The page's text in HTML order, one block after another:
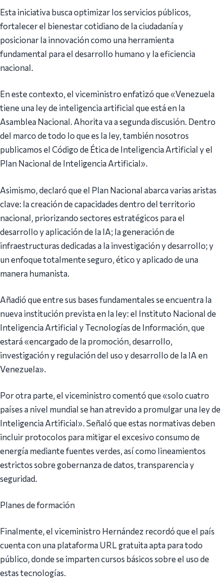
Esta iniciativa busca optimizar los servicios públicos,
fortalecer el bienestar cotidiano de la ciudadanía y
posicionar la innovación como una herramienta
fundamental para el desarrollo humano y la eficiencia
nacional.
En este contexto, el viceministro enfatizó que «Venezuela
tiene una ley de inteligencia artificial que está en la
Asamblea Nacional. Ahorita va a segunda discusión. Dentro
del marco de todo lo que es la ley, también nosotros
publicamos el Código de Ética de Inteligencia Artificial y el
Plan Nacional de Inteligencia Artificial».
Asimismo, declaró que el Plan Nacional abarca varias aristas
clave: la creación de capacidades dentro del territorio
nacional, priorizando sectores estratégicos para el
desarrollo y aplicación de la IA; la generación de
infraestructuras dedicadas a la investigación y desarrollo; y
un enfoque totalmente seguro, ético y aplicado de una
manera humanista.
Añadió que entre sus bases fundamentales se encuentra la
nueva institución prevista en la ley: el Instituto Nacional de
Inteligencia Artificial y Tecnologías de Información, que
estará «encargado de la promoción, desarrollo,
investigación y regulación del uso y desarrollo de la IA en
Venezuela».
Por otra parte, el viceministro comentó que «solo cuatro
países a nivel mundial se han atrevido a promulgar una ley de
Inteligencia Artificial». Señaló que estas normativas deben
incluir protocolos para mitigar el excesivo consumo de
energía mediante fuentes verdes, así como lineamientos
estrictos sobre gobernanza de datos, transparencia y
seguridad.
Planes de formación
Finalmente, el viceministro Hernández recordó que el país
cuenta con una plataforma URL gratuita apta para todo
público, donde se imparten cursos básicos sobre el uso de
estas tecnologías.